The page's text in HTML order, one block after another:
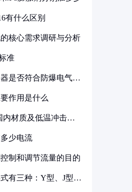
有什么区别
核心需求调研与分析
准
是否符合防爆电气设
作用是什么
内材质及低温冲击要
少电流
制和调节流量的目的
有三种：Y型、J型、